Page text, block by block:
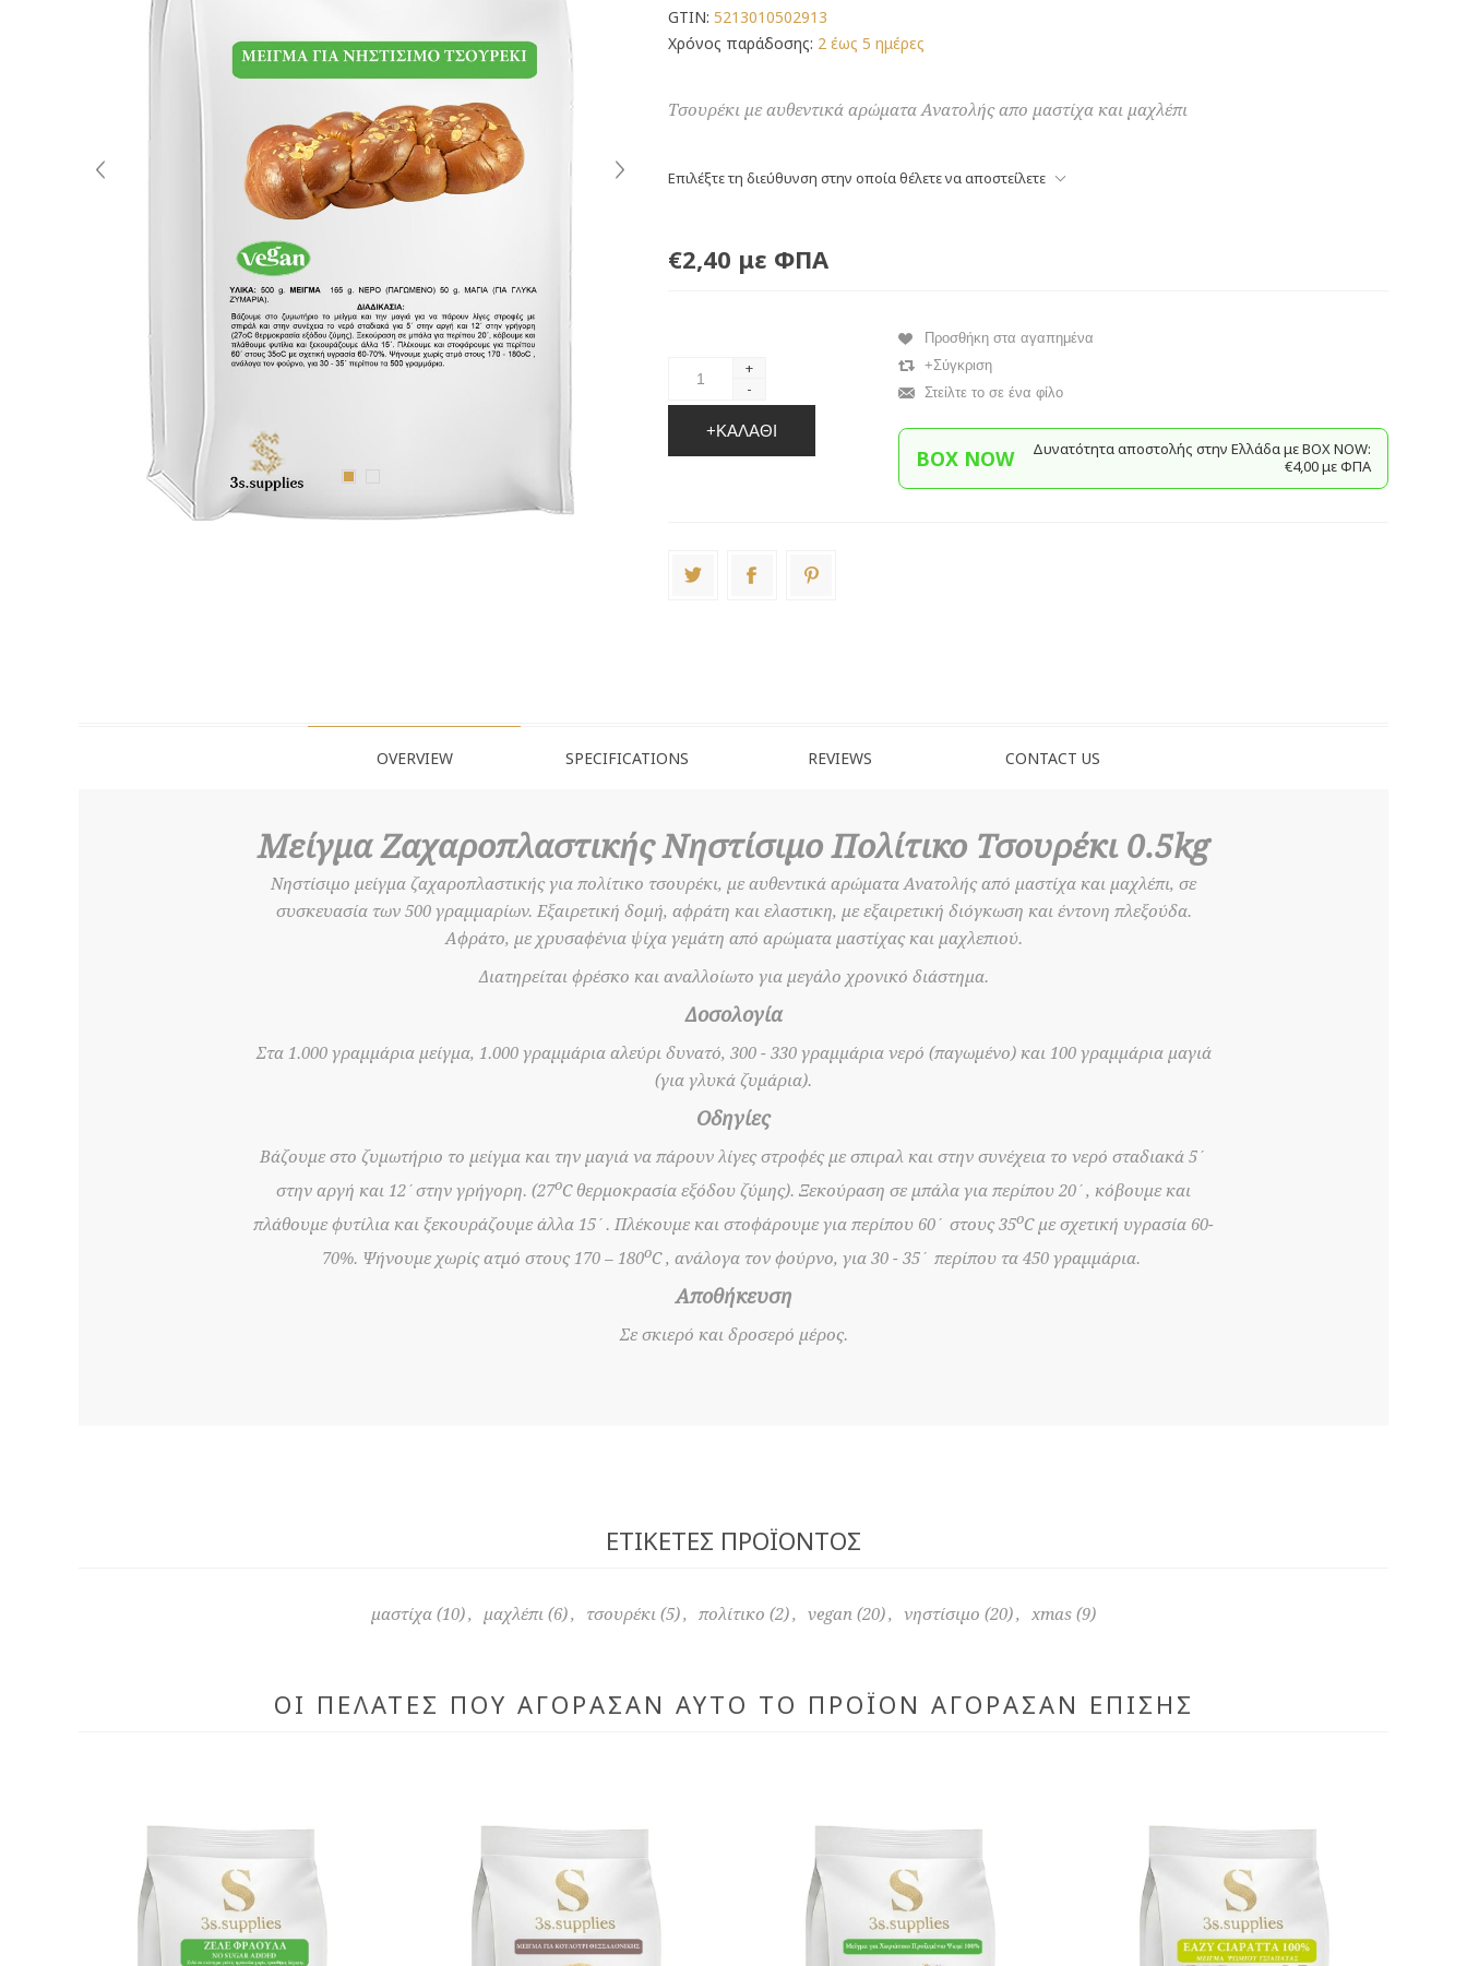
GTIN: 5213010502913
Χρόνος παράδοσης: 2 έως 5 ημέρες
Τσουρέκι με αυθεντικά αρώματα Ανατολής απο μαστίχα και μαχλέπι
Επιλέξτε τη διεύθυνση στην οποία θέλετε να αποστείλετε
€2,40 με ΦΠΑ
+
-
+ΚΑΛΆΘΙ
Προσθήκη στα αγαπημένα
+Σύγκριση
Στείλτε το σε ένα φίλο
BOX NOW
Δυνατότητα αποστολής στην Ελλάδα με BΟΧ ΝOW:
€4,00 με ΦΠΑ
OVERVIEW SPECIFICATIONS REVIEWS CONTACT US
Μείγμα Ζαχαροπλαστικής Νηστίσιμο Πολίτικο Τσουρέκι 0.5kg
Νηστίσιμο μείγμα ζαχαροπλαστικής για πολίτικο τσουρέκι, με αυθεντικά αρώματα Ανατολής από μαστίχα και μαχλέπι, σε
συσκευασία των 500 γραμμαρίων. Εξαιρετική δομή, αφράτη και ελαστικη, με εξαιρετική διόγκωση και έντονη πλεξούδα.
Αφράτο, με χρυσαφένια ψίχα γεμάτη από αρώματα μαστίχας και μαχλεπιού.
Διατηρείται φρέσκο και αναλλοίωτο για μεγάλο χρονικό διάστημα.
Δοσολογία
Στα 1.000 γραμμάρια μείγμα, 1.000 γραμμάρια αλεύρι δυνατό, 300 - 330 γραμμάρια νερό (παγωμένο) και 100 γραμμάρια μαγιά
(για γλυκά ζυμάρια).
Οδηγίες
Βάζουμε στο ζυμωτήριο το μείγμα και την μαγιά να πάρουν λίγες στροφές με σπιραλ και στην συνέχεια το νερό σταδιακά 5΄
στην αργή και 12΄στην γρήγορη. (27οC θερμοκρασία εξόδου ζύμης). Ξεκούραση σε μπάλα για περίπου 20΄, κόβουμε και
πλάθουμε φυτίλια και ξεκουράζουμε άλλα 15΄. Πλέκουμε και στοφάρουμε για περίπου 60΄ στους 35οC με σχετική υγρασία 60-
70%. Ψήνουμε χωρίς ατμό στους 170 – 180οC , ανάλογα τον φούρνο, για 30 - 35΄ περίπου τα 450 γραμμάρια.
Αποθήκευση
Σε σκιερό και δροσερό μέρος.
ΕΤΙΚΈΤΕΣ ΠΡΟΪΌΝΤΟΣ
μαστίχα (10), μαχλέπι (6), τσουρέκι (5), πολίτικο (2), vegan (20), νηστίσιμο (20), xmas (9)
ΟΙ ΠΕΛΆΤΕΣ ΠΟΥ ΑΓΌΡΑΣΑΝ ΑΥΤΌ ΤΟ ΠΡΟΪΌΝ ΑΓΌΡΑΣΑΝ ΕΠΊΣΗΣ